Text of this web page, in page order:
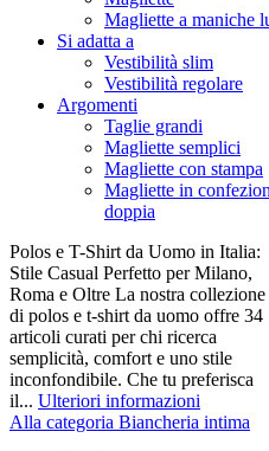
Magliette a maniche
Si adatta a
Vestibilità slim
Vestibilità regolare
Argomenti
Taglie grandi
Magliette semplici
Magliette con stampa
Magliette in
doppia
Polos e T-Shirt da Uomo in Italia:
Stile Casual Perfetto per Milano,
Roma e Oltre La nostra collezione
di polos e t-shirt da uomo offre 34
articoli curati per chi ricerca
semplicità, comfort e uno stile
inconfondibile. Che tu preferisca
il... Ulteriori informazioni
Alla categoria Biancheria intima